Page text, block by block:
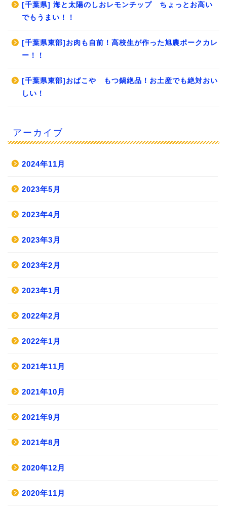
[千葉県] 海と太陽のしおレモンチップ ちょっとお高い
でもうまい！！
[千葉県東部]お肉も自前！高校生が作った旭農ポークカレ
ー！！
[千葉県東部]おばこや もつ鍋絶品！お土産でも絶対おい
しい！
アーカイブ
2024年11月
2023年5月
2023年4月
2023年3月
2023年2月
2023年1月
2022年2月
2022年1月
2021年11月
2021年10月
2021年9月
2021年8月
2020年12月
2020年11月